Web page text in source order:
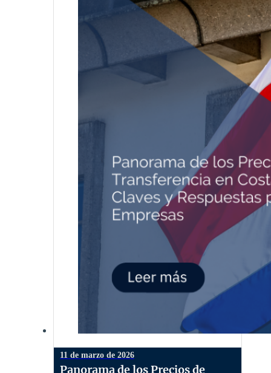
11 de marzo de 2026
Panorama de los Precios de